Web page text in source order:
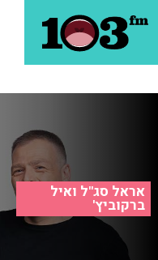
אראל סג"ל ואיל
ברקוביץ'